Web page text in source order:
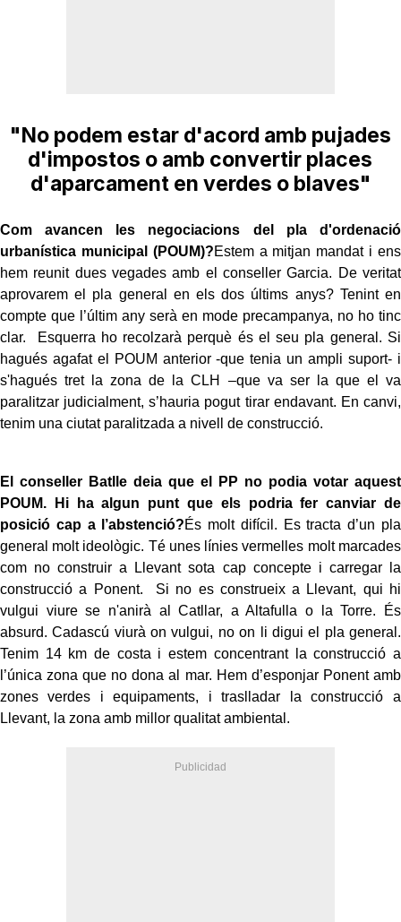
"No podem estar d'acord amb pujades
d'impostos o amb convertir places
d'aparcament en verdes o blaves"
Com avancen les negociacions del pla d'ordenació
urbanística municipal (POUM)?Estem a mitjan mandat i ens
hem reunit dues vegades amb el conseller Garcia. De veritat
aprovarem el pla general en els dos últims anys? Tenint en
compte que l’últim any serà en mode precampanya, no ho tinc
clar. Esquerra ho recolzarà perquè és el seu pla general. Si
hagués agafat el POUM anterior -que tenia un ampli suport- i
s'hagués tret la zona de la CLH –que va ser la que el va
paralitzar judicialment, s’hauria pogut tirar endavant. En canvi,
tenim una ciutat paralitzada a nivell de construcció.
El conseller Batlle deia que el PP no podia votar aquest
POUM. Hi ha algun punt que els podria fer canviar de
posició cap a l’abstenció?És molt difícil. Es tracta d’un pla
general molt ideològic. Té unes línies vermelles molt marcades
com no construir a Llevant sota cap concepte i carregar la
construcció a Ponent. Si no es construeix a Llevant, qui hi
vulgui viure se n'anirà al Catllar, a Altafulla o la Torre. És
absurd. Cadascú viurà on vulgui, no on li digui el pla general.
Tenim 14 km de costa i estem concentrant la construcció a
l’única zona que no dona al mar. Hem d’esponjar Ponent amb
zones verdes i equipaments, i traslladar la construcció a
Llevant, la zona amb millor qualitat ambiental.